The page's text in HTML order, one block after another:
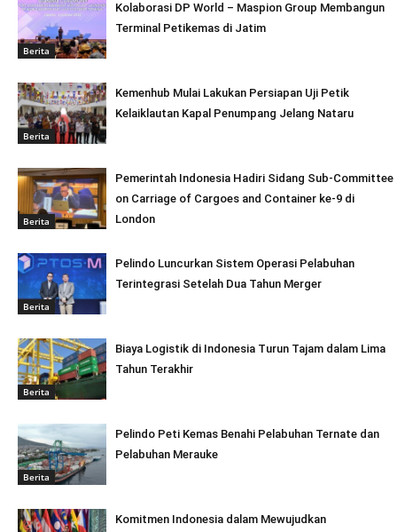
Berita
Kolaborasi DP World – Maspion Group Membangun
Terminal Petikemas di Jatim
Berita
Kemenhub Mulai Lakukan Persiapan Uji Petik
Kelaiklautan Kapal Penumpang Jelang Nataru
Berita
Pemerintah Indonesia Hadiri Sidang Sub-Committee
on Carriage of Cargoes and Container ke-9 di
London
Berita
Pelindo Luncurkan Sistem Operasi Pelabuhan
Terintegrasi Setelah Dua Tahun Merger
Berita
Biaya Logistik di Indonesia Turun Tajam dalam Lima
Tahun Terakhir
Berita
Pelindo Peti Kemas Benahi Pelabuhan Ternate dan
Pelabuhan Merauke
Komitmen Indonesia dalam Mewujudkan